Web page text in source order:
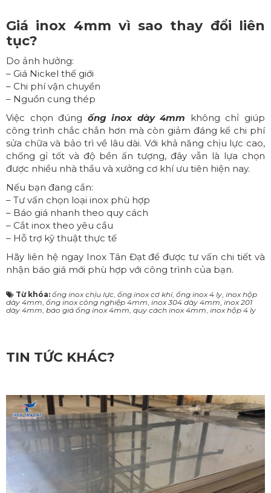
Giá inox 4mm vì sao thay đổi liên
tục?
Do ảnh hưởng:
– Giá Nickel thế giới
– Chi phí vận chuyển
– Nguồn cung thép
Việc chọn đúng ống inox dày 4mm không chỉ giúp
công trình chắc chắn hơn mà còn giảm đáng kể chi phí
sửa chữa và bảo trì về lâu dài. Với khả năng chịu lực cao,
chống gỉ tốt và độ bền ấn tượng, đây vẫn là lựa chọn
được nhiều nhà thầu và xưởng cơ khí ưu tiên hiện nay.
Nếu bạn đang cần:
– Tư vấn chọn loại inox phù hợp
– Báo giá nhanh theo quy cách
– Cắt inox theo yêu cầu
– Hỗ trợ kỹ thuật thực tế
Hãy liên hệ ngayInox Tân Đạtđể được tư vấn chi tiết và
nhận báo giá mới phù hợp với công trình của bạn.
Từ khóa: ống inox chịu lực ống inox cơ khí, ống inox 4 ly inox hộp
dày 4mm ống inox công nghiệp 4mm inox 304 dày 4mm inox 201
dày 4mm báo giá ống inox 4mm quy cách inox 4mm inox hộp 4 ly
TIN TỨC KHÁC?